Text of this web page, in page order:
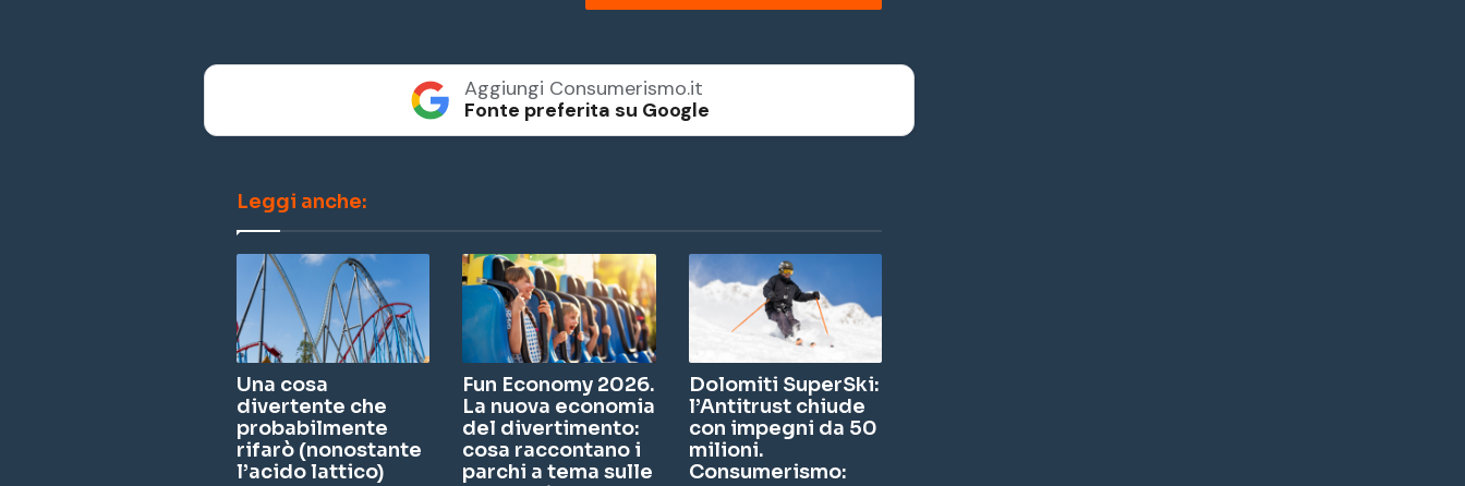
Aggiungi Consumerismo.it
Fonte preferita su Google
Leggi anche:
Una cosa
divertente che
probabilmente
rifarò (nonostante
l’acido lattico)
Fun Economy 2026.
La nuova economia
del divertimento:
cosa raccontano i
parchi a tema sulle
Dolomiti SuperSki:
l’Antitrust chiude
con impegni da 50
milioni.
Consumerismo: